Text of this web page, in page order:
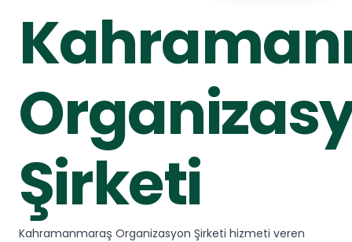
Şirketi
Kahramanmaraş Organizasyon Şirketi hizmeti veren